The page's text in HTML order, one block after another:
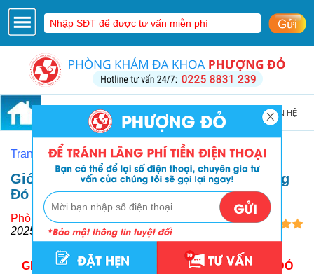
GIỚI THIỆU CƠ SỞ VẬT CHẤT LIÊN HỆ
Trang Chủ
Giới Thiệu Phòng Khám Đa Khoa Phượng
Đỏ Tại Hải Phòng
Phòng Khám Phượng Đỏ
2025-12-26 14:51:24
GIỚI THIỆU PHÒNG KHÁM ĐA KHOA PHƯỢNG ĐỎ